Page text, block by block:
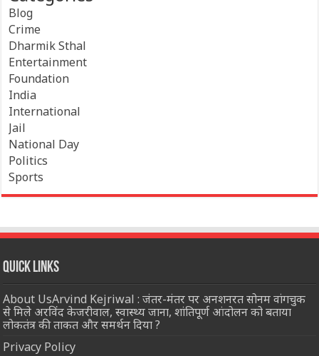
Blog
Crime
Dharmik Sthal
Entertainment
Foundation
India
International
Jail
National Day
Politics
Sports
Quick Links
About UsArvind Kejriwal : जंतर-मंतर पर अनशनरत सोनम वांगचुक
से मिले अरविंद केजरीवाल, स्वास्थ्य जाना, शांतिपूर्ण आंदोलन को बताया
लोकतंत्र की ताकत और समर्थन दिया ?
Privacy Policy